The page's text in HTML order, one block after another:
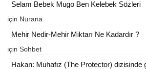
Selam Bebek Mugo Ben Kelebek Sözleri
için Nurana
Mehir Nedir-Mehir Miktarı Ne Kadardır ?
için Sohbet
Hakan: Muhafız (The Protector) dizisinde